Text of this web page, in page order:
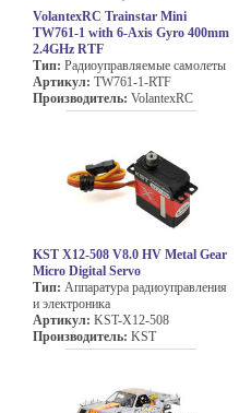
VolantexRC Trainstar Mini
TW761-1 with 6-Axis Gyro 400mm
2.4GHz RTF
Тип: Радиоуправляемые самолеты
Артикул: TW761-1-RTF
Производитель: VolantexRC
KST X12-508 V8.0 HV Metal Gear
Micro Digital Servo
Тип: Аппаратура радиоуправления
и электроника
Артикул: KST-X12-508
Производитель: KST